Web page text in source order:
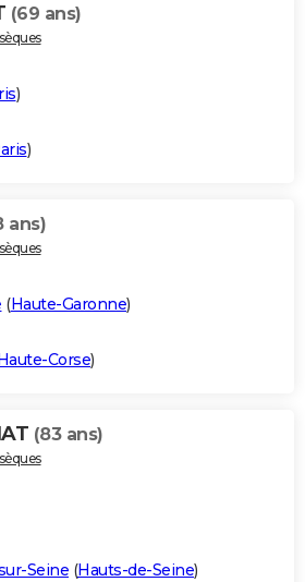
(69 ans)
)
)
ans)
(Haute-Garonne)
Corse)
(83 ans)
Seine (Hauts-de-Seine)